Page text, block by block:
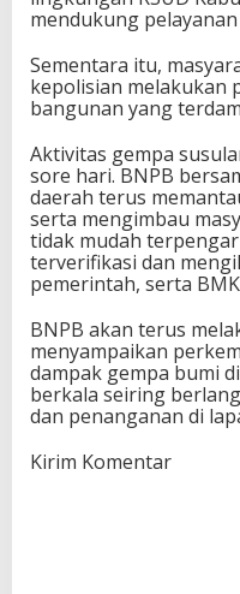
mendukung
Sementara itu,
kepolisian melakukan
bangunan yang
Aktivitas gempa
sore hari. BNPB
daerah terus
serta mengimbau
tidak mudah
terverifikasi dan
pemerintah, serta
BNPB akan terus
menyampaikan
dampak gempa bumi
berkala seiring
dan penanganan di
Kirim Komentar